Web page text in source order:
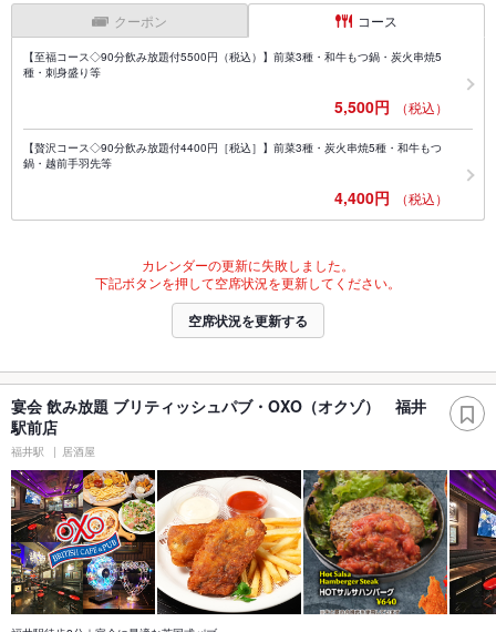
クーポン コース
【至福コース◇90分飲み放題付5500円（税込）】前菜3種・和牛もつ鍋・炭火串焼5
種・刺身盛り等
5,500円 （税込）
【贅沢コース◇90分飲み放題付4400円［税込］】前菜3種・炭火串焼5種・和牛もつ
鍋・越前手羽先等
4,400円 （税込）
カレンダーの更新に失敗しました。
下記ボタンを押して空席状況を更新してください。
空席状況を更新する
宴会 飲み放題 ブリティッシュパブ・OXO（オクゾ） 福井
駅前店
福井駅 居酒屋